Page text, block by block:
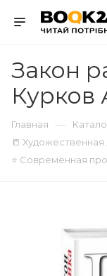
Закон
Курков
Главная —
📒 Художественная
⭐ Современная